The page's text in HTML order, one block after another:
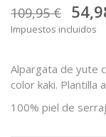
109,95 €
Impuestos incluidos
Alpargata de yute
color kaki. Plantilla
100% piel de